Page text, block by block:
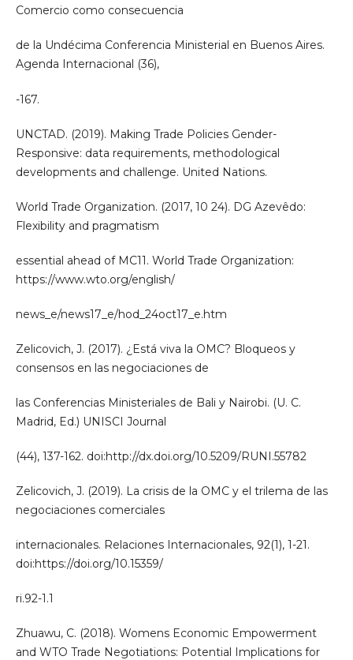
Comercio como consecuencia
de la Undécima Conferencia Ministerial en Buenos Aires.
Agenda Internacional (36),
-167.
UNCTAD. (2019). Making Trade Policies Gender-
Responsive: data requirements, methodological
developments and challenge. United Nations.
World Trade Organization. (2017, 10 24). DG Azevêdo:
Flexibility and pragmatism
essential ahead of MC11. World Trade Organization:
https://www.wto.org/english/
news_e/news17_e/hod_24oct17_e.htm
Zelicovich, J. (2017). ¿Está viva la OMC? Bloqueos y
consensos en las negociaciones de
las Conferencias Ministeriales de Bali y Nairobi. (U. C.
Madrid, Ed.) UNISCI Journal
(44), 137-162. doi:http://dx.doi.org/10.5209/RUNI.55782
Zelicovich, J. (2019). La crisis de la OMC y el trilema de las
negociaciones comerciales
internacionales. Relaciones Internacionales, 92(1), 1-21.
doi:https://doi.org/10.15359/
ri.92-1.1
Zhuawu, C. (2018). Womens Economic Empowerment
and WTO Trade Negotiations: Potential Implications for